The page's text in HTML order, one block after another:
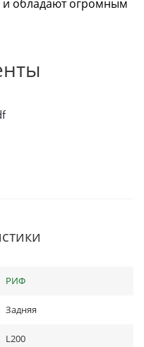
и обладают огромным
РИФ
Задняя
L200